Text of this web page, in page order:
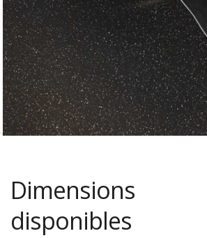
Dimensions
disponibles